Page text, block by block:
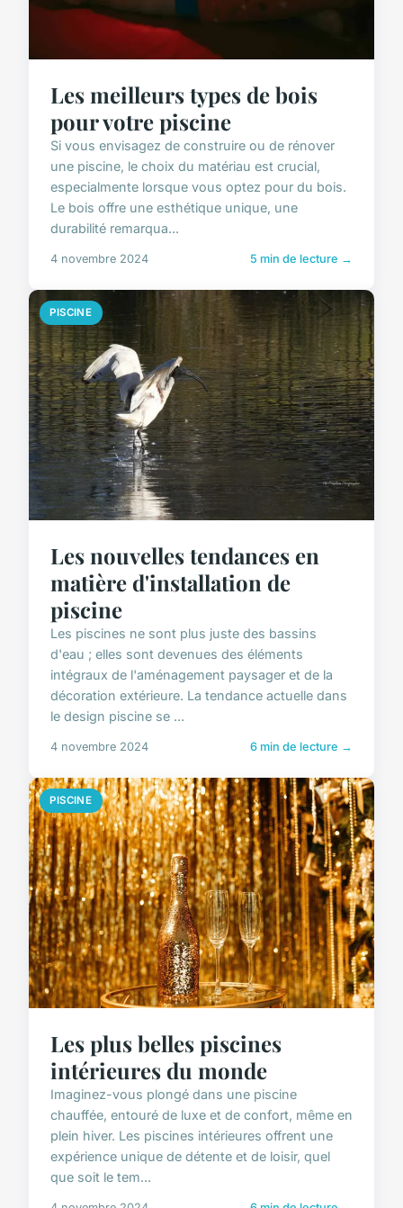
Les meilleurs types de bois
pour votre piscine
Si vous envisagez de construire ou de rénover
une piscine, le choix du matériau est crucial,
especialmente lorsque vous optez pour du bois.
Le bois offre une esthétique unique, une
durabilité remarqua...
4 novembre 2024 5 min de lecture →
PISCINE
Les nouvelles tendances en
matière d'installation de
piscine
Les piscines ne sont plus juste des bassins
d'eau ; elles sont devenues des éléments
intégraux de l'aménagement paysager et de la
décoration extérieure. La tendance actuelle dans
le design piscine se ...
4 novembre 2024 6 min de lecture →
PISCINE
Les plus belles piscines
intérieures du monde
Imaginez-vous plongé dans une piscine
chauffée, entouré de luxe et de confort, même en
plein hiver. Les piscines intérieures offrent une
expérience unique de détente et de loisir, quel
que soit le tem...